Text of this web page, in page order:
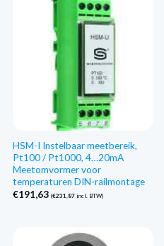
HSM-I Instelbaar meetbereik,
Pt100 / Pt1000, 4…20mA
Meetomvormer voor
temperaturen DIN-railmontage
€191,63 (€231,87incl. BTW)